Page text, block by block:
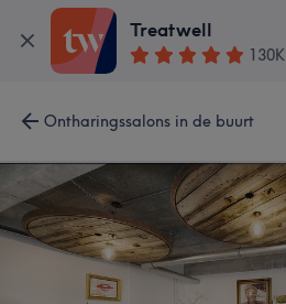
Treatwell
130K
Ontharingssalons in de buurt